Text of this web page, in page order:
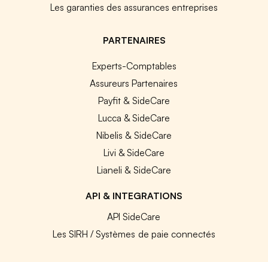
Les garanties des assurances entreprises
PARTENAIRES
Experts-Comptables
Assureurs Partenaires
Payfit & SideCare
Lucca & SideCare
Nibelis & SideCare
Livi & SideCare
Lianeli & SideCare
API & INTEGRATIONS
API SideCare
Les SIRH / Systèmes de paie connectés